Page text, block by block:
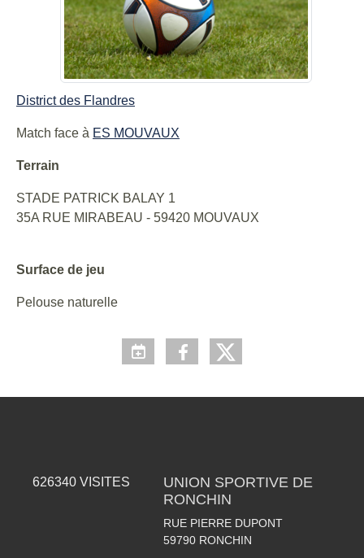
District des Flandres
Match face à ES MOUVAUX
Terrain
STADE PATRICK BALAY 1
35A RUE MIRABEAU - 59420 MOUVAUX
Surface de jeu
Pelouse naturelle
626340 VISITES
UNION SPORTIVE DE
RONCHIN
RUE PIERRE DUPONT
59790 RONCHIN